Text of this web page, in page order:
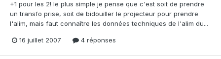
+1 pour les 2! le plus simple je pense que c'est soit de prendre
un transfo prise, soit de bidouiller le projecteur pour prendre
l'alim, mais faut connaître les données techniques de l'alim du...
16 juillet 2007 4 réponses